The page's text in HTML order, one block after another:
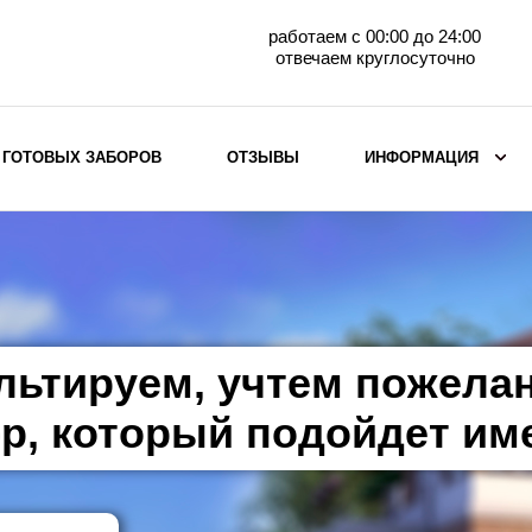
работаем с 00:00 до 24:00
отвечаем круглосуточно
горизонтального
Металлические заборы для дачи
Забор жалюзи с кирпичными столбами
Металлические заборы
Металлические ограждения
ГОТОВЫХ ЗАБОРОВ ОТЗЫВЫ ИНФОРМАЦИЯ
учтем
который подойдет